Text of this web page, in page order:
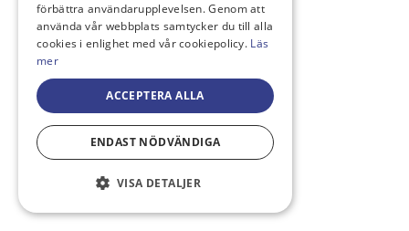
förbättra användarupplevelsen. Genom att
använda vår webbplats samtycker du till alla
cookies i enlighet med vår cookiepolicy. Läs
mer
ACCEPTERA ALLA
ENDAST NÖDVÄNDIGA
VISA DETALJER